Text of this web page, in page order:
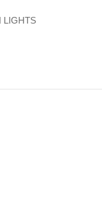
LIGHTS